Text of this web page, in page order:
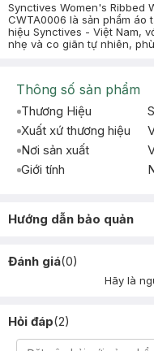
Synctives Women's Ribbed
CWTA0006 là sản phẩm áo
hiệu Synctives - Việt Nam,
nhẹ và co giãn tự nhiên,
Thông số sản phẩm
Thương Hiệu
Xuất xứ thương hiệu
Nơi sản xuất
Giới tính
Hướng dẫn bảo quản
Đánh giá(0)
Hãy là
Hỏi đáp(2)